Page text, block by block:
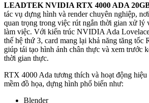
LEADTEK NVIDIA RTX 4000 ADA
tác vụ dựng hình và render chuyên nghiệp,
quan trọng trong việc rút ngắn thời gian xử lý
làm việc. Với kiến trúc NVIDIA Ada
thế hệ thứ 3, card mang lại khả năng tăng tốc
giúp tái tạo hình ảnh chân thực và xem trước
thời gian thực.
RTX 4000 Ada tương thích và hoạt động hiệu
mềm đồ họa, dựng hình phổ biến như:
Blender